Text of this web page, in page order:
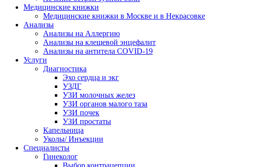
Медицинские книжки
Медицинские книжки в Москве и в Некрасовке
Анализы
Анализы на Аллергию
Анализы на клещевой энцефалит
Анализы на антитела COVID-19
Услуги
Диагностика
Эхо сердца и экг
УЗДГ
УЗИ молочных желез
УЗИ органов малого таза
УЗИ почек
УЗИ простаты
Капельница
Уколы/ Инъекции
Специалисты
Гинеколог
Выбор контрацепции